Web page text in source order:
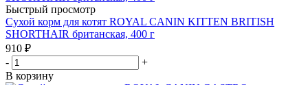
Быстрый просмотр
Сухой корм для котят ROYAL CANIN KITTEN BRITISH
SHORTHAIR британская, 400 г
910 ₽
-
+
В корзину